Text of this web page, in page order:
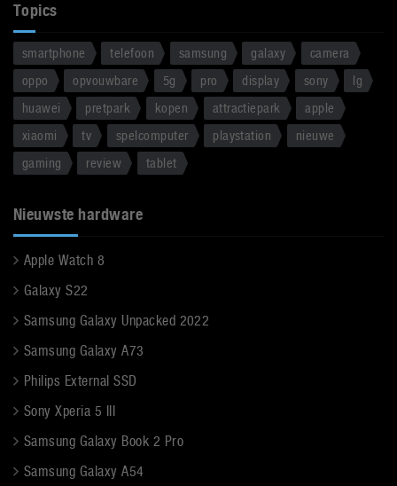
Topics
smartphone telefoon samsung galaxy
camera
oppo
opvouwbare 5g pro display sony
lg
huawei
pretpark kopen attractiepark
apple
xiaomi
tv spelcomputer playstation
nieuwe
gaming
review tablet
Nieuwste hardware
Apple Watch 8
Galaxy S22
Samsung Galaxy Unpacked 2022
Samsung Galaxy A73
Philips External SSD
Sony Xperia 5 III
Samsung Galaxy Book 2 Pro
Samsung Galaxy A54